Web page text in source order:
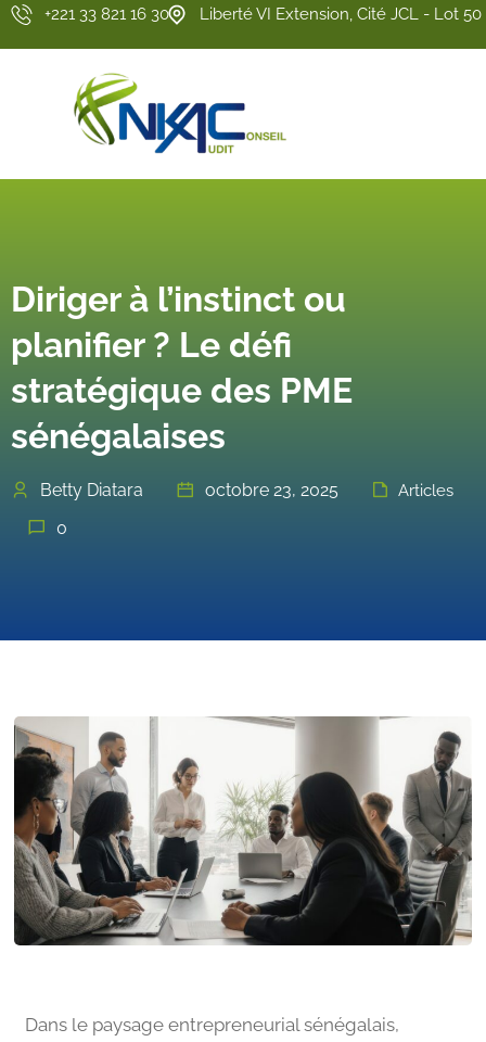
Liberté VI Extension, Cité JCL - Lot 50
+221 33 821 16 30
Diriger à l’instinct ou
planifier ? Le défi
stratégique des PME
sénégalaises
Betty Diatara octobre 23, 2025 Articles
0
Dans le paysage entrepreneurial sénégalais,